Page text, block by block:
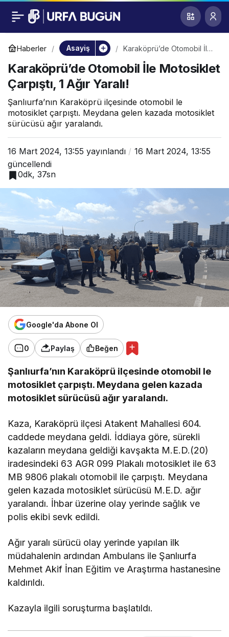
Haberler Asayiş
Karaköprü’de Otomobil İle
Yaralı!
Karaköprü’de Otomobil İle Motosiklet
Çarpıştı, 1 Ağır Yaralı!
Şanlıurfa’nın Karaköprü ilçesinde otomobil le
motosiklet çarpıştı. Meydana gelen kazada motosiklet
sürücüsü ağır yaralandı.
16 Mart 2024, 13:55 yayınlandı
16 Mart 2024, 13:55
güncellendi
0dk, 37sn
Google'da Abone Ol
0 Paylaş Beğen
Şanlıurfa’nın Karaköprü ilçesinde otomobil le
motosiklet çarpıştı. Meydana gelen kazada
motosiklet sürücüsü ağır yaralandı.
Kaza, Karaköprü ilçesi Atakent Mahallesi 604.
caddede meydana geldi. İddiaya göre, sürekli
kazaların meydana geldiği kavşakta M.E.D.(20)
iradesindeki 63 AGR 099 Plakalı motosiklet ile 63
MB 9806 plakalı otomobil ile çarpıştı. Meydana
gelen kazada motosiklet sürücüsü M.E.D. ağır
yaralandı. İhbar üzerine olay yerinde sağlık ve
polis ekibi sevk edildi.
Ağır yaralı sürücü olay yerinde yapılan ilk
müdahalenin ardından Ambulans ile Şanlıurfa
Mehmet Akif İnan Eğitim ve Araştırma hastanesine
kaldırıldı.
Kazayla ilgili soruşturma başlatıldı.
Karaköprü’de
Otomobil İle
Motosiklet Çarpıştı, 1
Ağır Yaralı!
0